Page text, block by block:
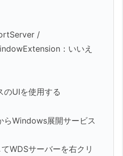
/
：いいえ
UIを使用する
Windows展開サービス
WDSサーバーを右クリ